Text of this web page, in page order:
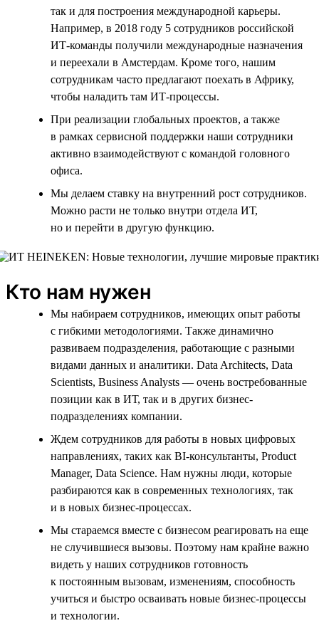
так и для построения международной карьеры.
Например, в 2018 году 5 сотрудников российской
ИТ-команды получили международные назначения
и переехали в Амстердам. Кроме того, нашим
сотрудникам часто предлагают поехать в Африку,
чтобы наладить там ИТ-процессы.
При реализации глобальных проектов, а также
в рамках сервисной поддержки наши сотрудники
активно взаимодействуют с командой головного
офиса.
Мы делаем ставку на внутренний рост сотрудников.
Можно расти не только внутри отдела ИТ,
но и перейти в другую функцию.
Кто нам нужен
Мы набираем сотрудников, имеющих опыт работы
с гибкими методологиями. Также динамично
развиваем подразделения, работающие с разными
видами данных и аналитики. Data Architects, Data
Scientists, Business Analysts — очень востребованные
позиции как в ИТ, так и в других бизнес-
подразделениях компании.
Ждем сотрудников для работы в новых цифровых
направлениях, таких как BI-консультанты, Product
Manager, Data Science. Нам нужны люди, которые
разбираются как в современных технологиях, так
и в новых бизнес-процессах.
Мы стараемся вместе с бизнесом реагировать на еще
не случившиеся вызовы. Поэтому нам крайне важно
видеть у наших сотрудников готовность
к постоянным вызовам, изменениям, способность
учиться и быстро осваивать новые бизнес-процессы
и технологии.